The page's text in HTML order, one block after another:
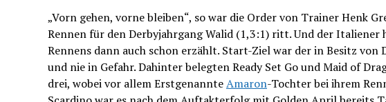
„Vorn gehen, vorne bleiben“, so war die Order von Trainer Henk
Rennen für den Derbyjahrgang Walid (1,3:1) ritt. Und der Italiener
Rennens dann auch schon erzählt. Start-Ziel war der in Besitz von
und nie in Gefahr. Dahinter belegten Ready Set Go und Maid of
drei, wobei vor allem ErstgenannteAmaron-Tochter bei ihrem